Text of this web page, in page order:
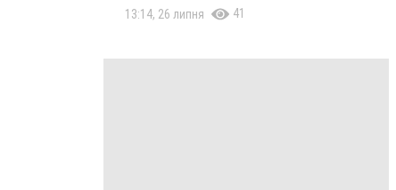
13:14, 26 липня 41